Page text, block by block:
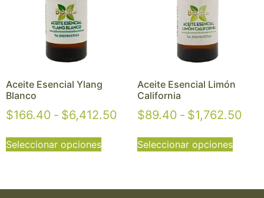
Aceite Esencial Ylang
Blanco
$166.40 - $6,412.50
Seleccionar opciones
Aceite Esencial Limón
California
$89.40 - $1,762.50
Seleccionar opciones